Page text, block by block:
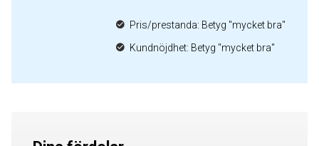
Pris/prestanda: Betyg "mycket bra"
Kundnöjdhet: Betyg "mycket bra"